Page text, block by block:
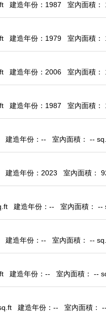
建造年份：1987 室內面積：
建造年份：1979 室內面積：
建造年份：2006 室內面積：
建造年份：1987 室內面積：
建造年份：-- 室內面積： --
建造年份：2023 室內面積：
建造年份：-- 室內面積： --
建造年份：-- 室內面積： --
建造年份：-- 室內面積： --
建造年份：-- 室內面積：